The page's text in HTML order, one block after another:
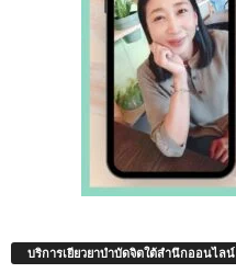
บริการเยียวยาบำบัดจิตใต้สำนึกออนไลน์